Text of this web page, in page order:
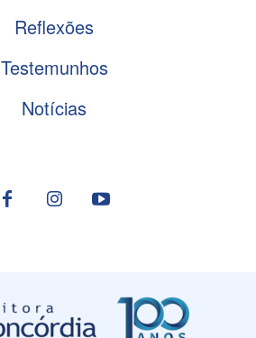
Reflexões
Testemunhos
Notícias